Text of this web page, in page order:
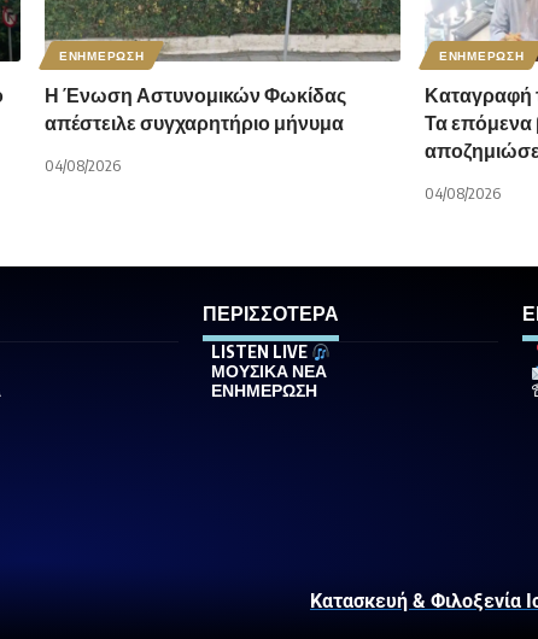
ΕΝΗΜΕΡΩΣΗ
Η Ένωση Αστυνομικών Φωκίδας
απέστειλε συγχαρητήριο μήνυμα
04/08/2026
ΕΝΗΜΕΡΩΣΗ
Καταγραφή
Τα επόμενα
04/08/2026
ΠΕΡΙΣΣΟΤΕΡΑ
LISTEN LIVE
ΜΟΥΣΙΚΑ ΝΕΑ
ΕΝΗΜΕΡΩΣΗ
Κατασκευή & Φιλοξενία